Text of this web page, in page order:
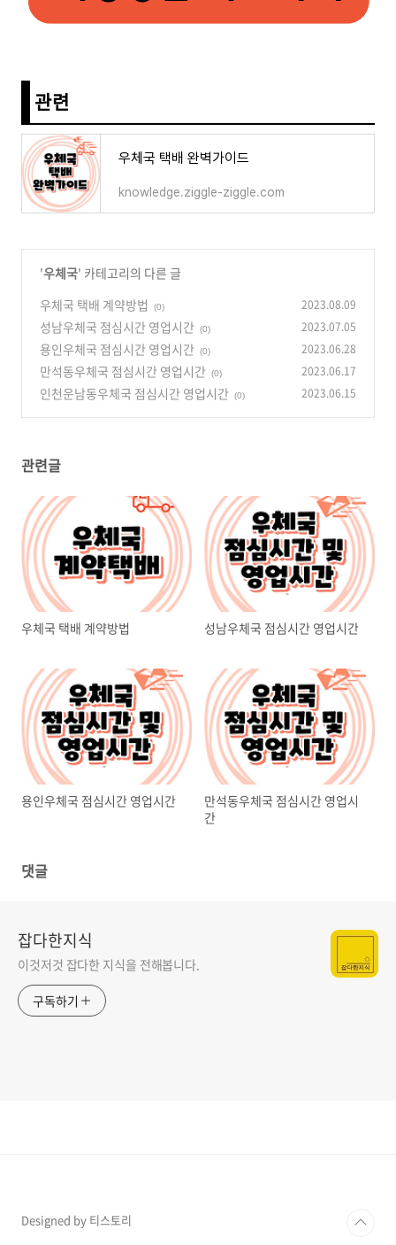
관련
우체국 택배 완벽가이드
knowledge.ziggle-ziggle.com
'우체국' 카테고리의 다른 글
우체국 택배 계약방법
(0) 2023.08.09
성남우체국 점심시간 영업시간 (0) 2023.07.05
용인우체국 점심시간 영업시간 (0) 2023.06.28
만석동우체국 점심시간 영업시간 (0) 2023.06.17
인천운남동우체국 점심시간 영업시간 (0) 2023.06.15
관련글
우체국 택배 계약방법 성남우체국 점심시간 영업시간
용인우체국 점심시간 영업시간
만석동우체국 점심시간 영업시
간
댓글
잡다한지식
이것저것 잡다한 지식을 전해봅니다.
구독하기
Designed by 티스토리